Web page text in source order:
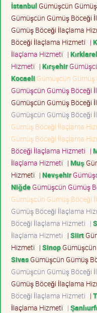
İstanbul Gümüşcün
Gümüşcün Gümüş Böceği
Gümüş Böceği İlaçlama
Böceği İlaçlama Hizmeti |
İlaçlama Hizmeti |
Hizmeti | Kırşehir
Kocaeli Gümüşcün
Gümüşcün Gümüş Böceği
Gümüşcün Gümüş Böceği
Gümüşcün Gümüş Böceği
Gümüş Böceği İlaçlama
Gümüş Böceği İlaçlama
Böceği İlaçlama Hizmeti |
İlaçlama Hizmeti | Muş
Hizmeti | Nevşehir
NiğdeGümüşcün Gümüş
Gümüşcün Gümüş Böceği
Gümüş Böceği İlaçlama
Böceği İlaçlama Hizmeti |
İlaçlama Hizmeti | Siirt
Hizmeti | SinopGümüşcün
SivasGümüşcün Gümüş
Gümüşcün Gümüş Böceği
Gümüş Böceği İlaçlama
Böceği İlaçlama Hizmeti |
İlaçlama Hizmeti |